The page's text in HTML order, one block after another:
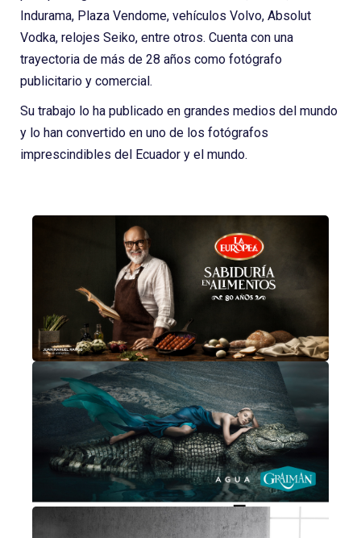
Indurama, Plaza Vendome, vehículos Volvo, Absolut
Vodka, relojes Seiko, entre otros. Cuenta con una
trayectoria de más de 28 años como fotógrafo
publicitario y comercial.
Su trabajo lo ha publicado en grandes medios del mundo
y lo han convertido en uno de los fotógrafos
imprescindibles del Ecuador y el mundo.